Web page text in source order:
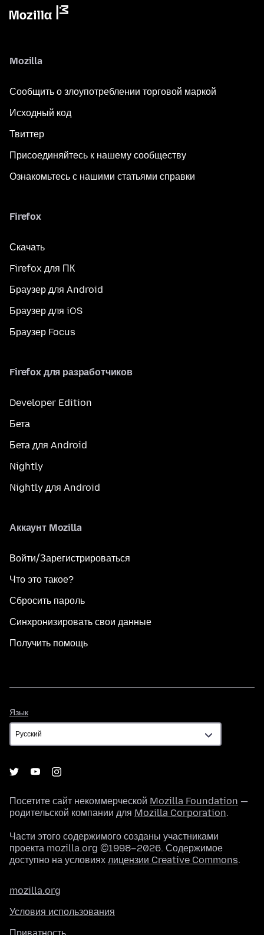
Mozilla
Сообщить о злоупотреблении торговой маркой
Исходный код
Твиттер
Присоединяйтесь к нашему сообществу
Ознакомьтесь с нашими статьями справки
Firefox
Скачать
Firefox для ПК
Браузер для Android
Браузер для iOS
Браузер Focus
Firefox для разработчиков
Developer Edition
Бета
Бета для Android
Nightly
Nightly для Android
Аккаунт Mozilla
Войти/Зарегистрироваться
Что это такое?
Сбросить пароль
Синхронизировать свои данные
Получить помощь
Язык
Посетите сайт некоммерческой Mozilla Foundation —
родительской компании для Mozilla Corporation.
Части этого содержимого созданы участниками
проекта mozilla.org ©1998–2026. Содержимое
доступно на условиях лицензии Creative Commons.
mozilla.org
Условия использования